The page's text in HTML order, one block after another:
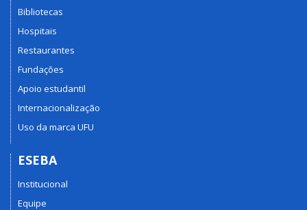
Bibliotecas
Hospitais
Restaurantes
Fundações
Apoio estudantil
Internacionalização
Uso da marca UFU
ESEBA
Institucional
Equipe